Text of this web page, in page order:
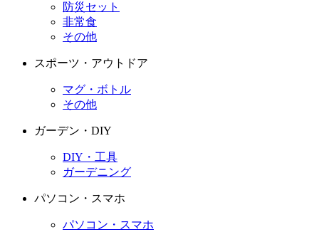
防災セット
非常食
その他
スポーツ・アウトドア
マグ・ボトル
その他
ガーデン・DIY
DIY・工具
ガーデニング
パソコン・スマホ
パソコン・スマホ